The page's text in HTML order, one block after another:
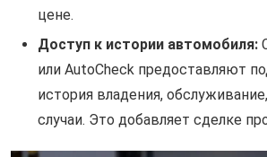
цене.
Доступ к истории автомобиля:
или AutoCheck предоставляют
история владения,
случаи. Это добавляет сделке